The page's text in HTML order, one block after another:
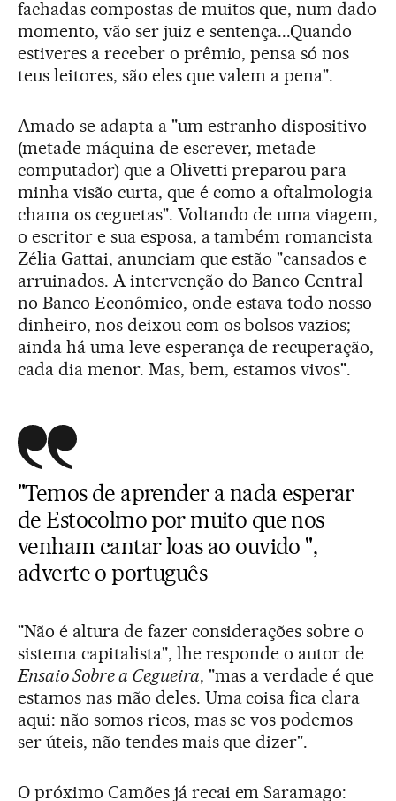
fachadas compostas de muitos que, num dado
momento, vão ser juiz e sentença...Quando
estiveres a receber o prêmio, pensa só nos
teus leitores, são eles que valem a pena".
Amado se adapta a "um estranho dispositivo
(metade máquina de escrever, metade
computador) que a Olivetti preparou para
minha visão curta, que é como a oftalmologia
chama os ceguetas". Voltando de uma viagem,
o escritor e sua esposa, a também romancista
Zélia Gattai, anunciam que estão "cansados e
arruinados. A intervenção do Banco Central
no Banco Econômico, onde estava todo nosso
dinheiro, nos deixou com os bolsos vazios;
ainda há uma leve esperança de recuperação,
cada dia menor. Mas, bem, estamos vivos".
"Temos de aprender a nada esperar
de Estocolmo por muito que nos
venham cantar loas ao ouvido ",
adverte o português
"Não é altura de fazer considerações sobre o
sistema capitalista", lhe responde o autor de
Ensaio Sobre a Cegueira, "mas a verdade é que
estamos nas mão deles. Uma coisa fica clara
aqui: não somos ricos, mas se vos podemos
ser úteis, não tendes mais que dizer".
O próximo Camões já recai em Saramago: